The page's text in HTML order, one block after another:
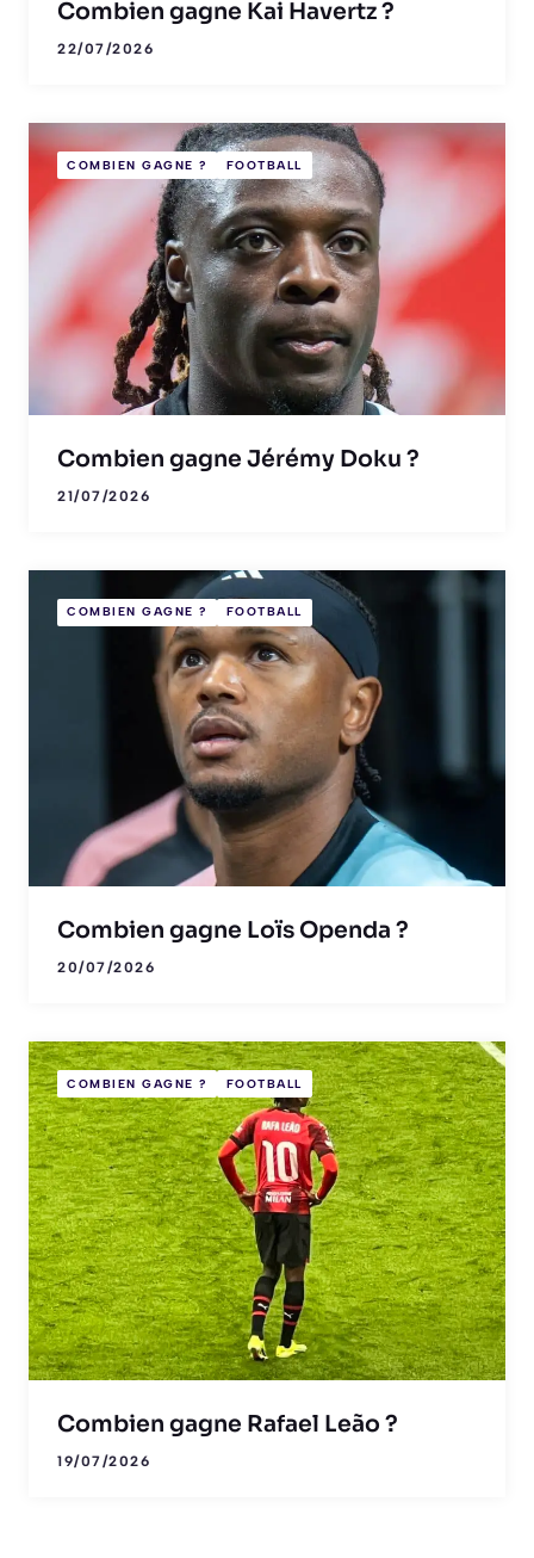
Combien gagne Kai Havertz ?
22/07/2026
COMBIEN GAGNE ? FOOTBALL
Combien gagne Jérémy Doku ?
21/07/2026
COMBIEN GAGNE ? FOOTBALL
Combien gagne Loïs Openda ?
20/07/2026
COMBIEN GAGNE ? FOOTBALL
Combien gagne Rafael Leão ?
19/07/2026